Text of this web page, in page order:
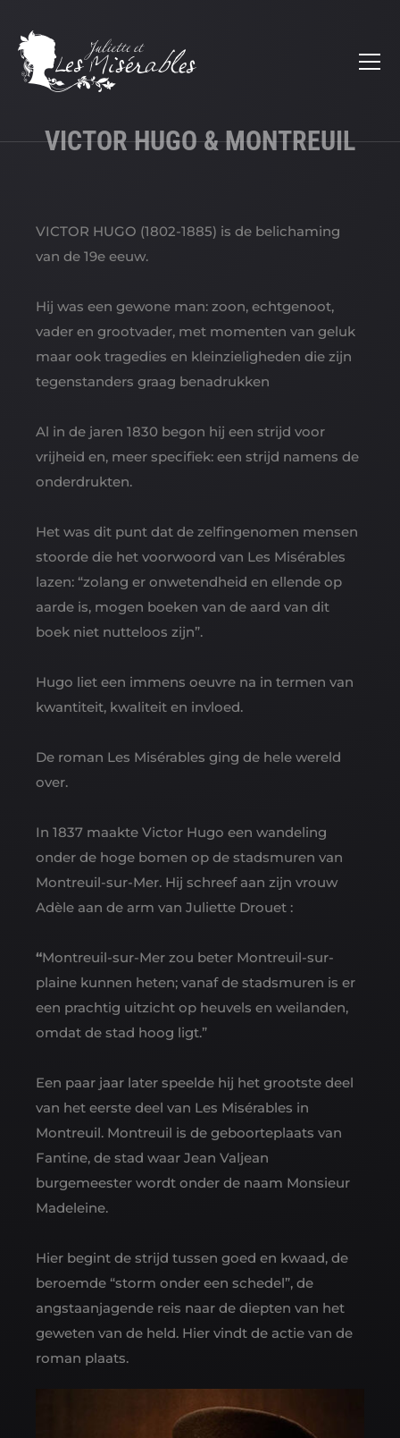
VICTOR HUGO & MONTREUIL
VICTOR HUGO (1802-1885) is de belichaming
van de 19e eeuw.
Hij was een gewone man: zoon, echtgenoot,
vader en grootvader, met momenten van geluk
maar ook tragedies en kleinzieligheden die zijn
tegenstanders graag benadrukken
Al in de jaren 1830 begon hij een strijd voor
vrijheid en, meer specifiek: een strijd namens de
onderdrukten.
Het was dit punt dat de zelfingenomen mensen
stoorde die het voorwoord van Les Misérables
lazen: “zolang er onwetendheid en ellende op
aarde is, mogen boeken van de aard van dit
boek niet nutteloos zijn”.
Hugo liet een immens oeuvre na in termen van
kwantiteit, kwaliteit en invloed.
De roman Les Misérables ging de hele wereld
over.
In 1837 maakte Victor Hugo een wandeling
onder de hoge bomen op de stadsmuren van
Montreuil-sur-Mer. Hij schreef aan zijn vrouw
Adèle aan de arm van Juliette Drouet :
“Montreuil-sur-Mer zou beter Montreuil-sur-
plaine kunnen heten; vanaf de stadsmuren is er
een prachtig uitzicht op heuvels en weilanden,
omdat de stad hoog ligt.”
Een paar jaar later speelde hij het grootste deel
van het eerste deel van Les Misérables in
Montreuil. Montreuil is de geboorteplaats van
Fantine, de stad waar Jean Valjean
burgemeester wordt onder de naam Monsieur
Madeleine.
Hier begint de strijd tussen goed en kwaad, de
beroemde “storm onder een schedel”, de
angstaanjagende reis naar de diepten van het
geweten van de held. Hier vindt de actie van de
roman plaats.